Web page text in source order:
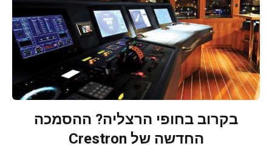
בקרוב בחופי הרצליה? ההסמכה
החדשה של Crestron